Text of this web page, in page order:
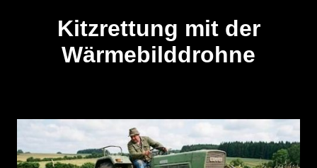
Kitzrettung mit der
Wärmebilddrohne